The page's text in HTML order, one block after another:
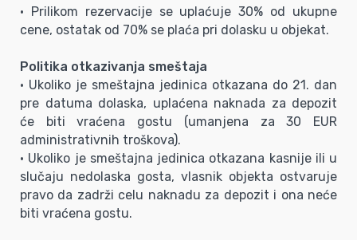
• Prilikom rezervacije se uplaćuje 30% od ukupne
cene, ostatak od 70% se plaća pri dolasku u objekat.
Politika otkazivanja smeštaja
• Ukoliko je smeštajna jedinica otkazana do 21. dan
pre datuma dolaska, uplaćena naknada za depozit
će biti vraćena gostu (umanjena za 30 EUR
administrativnih troškova).
• Ukoliko je smeštajna jedinica otkazana kasnije ili u
slučaju nedolaska gosta, vlasnik objekta ostvaruje
pravo da zadrži celu naknadu za depozit i ona neće
biti vraćena gostu.